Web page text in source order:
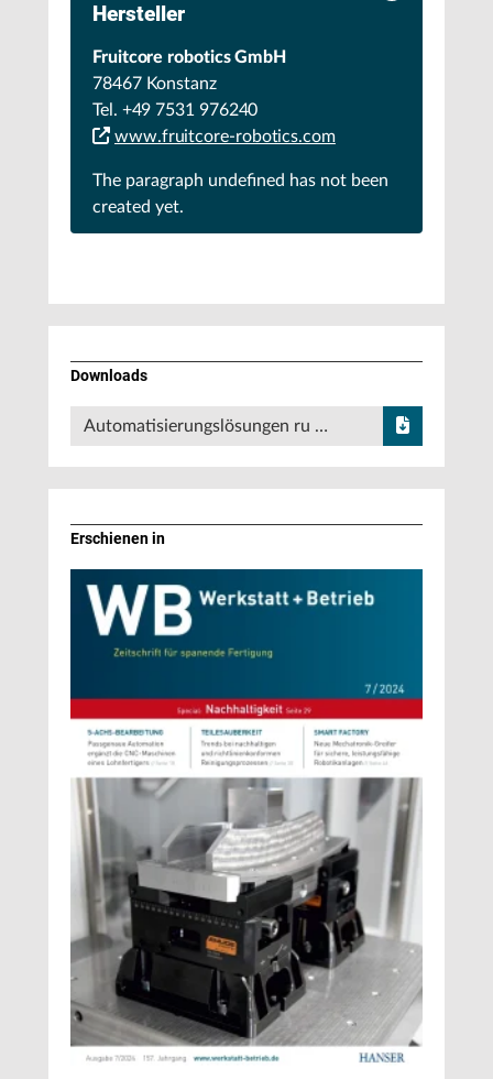
Hersteller
Fruitcore robotics GmbH
78467 Konstanz
Tel. +49 7531 976240
www.fruitcore-robotics.com
The paragraph undefined has not been
created yet.
Downloads
Automatisierungslösungen ru …
Erschienen in